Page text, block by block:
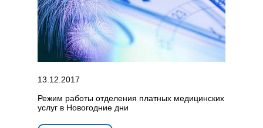
13.12.2017
Режим работы отделения платных медицинских
услуг в Новогодние дни